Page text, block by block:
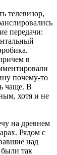
телевизор,
передачи:
в
почему-то
чаще. В
хотя и не
на древнем
Рядом с
над
так